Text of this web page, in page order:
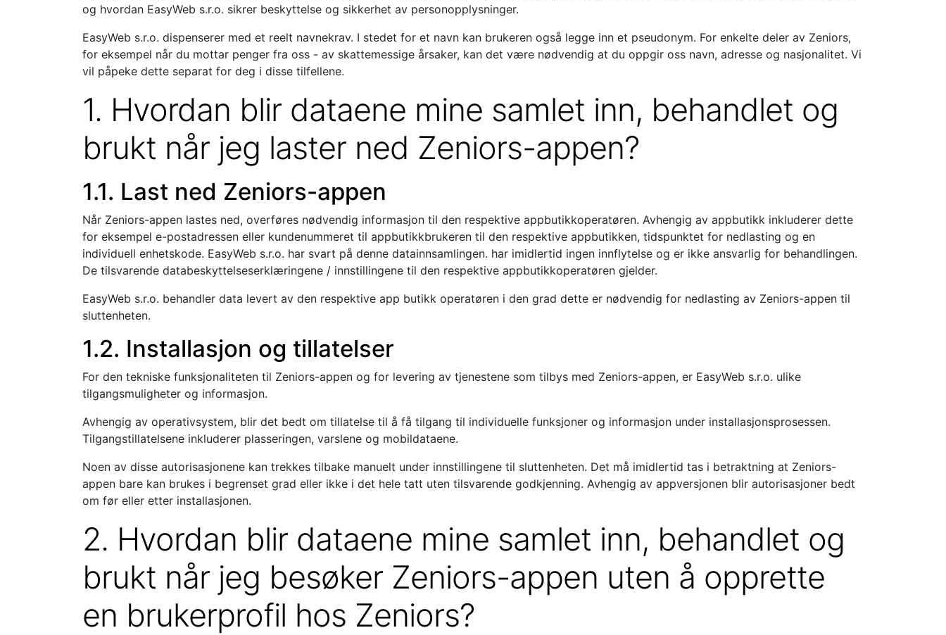
og hvordan EasyWeb s.r.o. sikrer beskyttelse og sikkerhet av personopplysninger.
EasyWeb s.r.o. dispenserer med et reelt navnekrav. I stedet for et navn kan brukeren også legge inn et pseudonym. For enkelte deler av Zeniors,
for eksempel når du mottar penger fra oss - av skattemessige årsaker, kan det være nødvendig at du oppgir oss navn, adresse og nasjonalitet. Vi
vil påpeke dette separat for deg i disse tilfellene.
1. Hvordan blir dataene mine samlet inn, behandlet og
brukt når jeg laster ned Zeniors-appen?
1.1. Last ned Zeniors-appen
Når Zeniors-appen lastes ned, overføres nødvendig informasjon til den respektive appbutikkoperatøren. Avhengig av appbutikk inkluderer dette
for eksempel e-postadressen eller kundenummeret til appbutikkbrukeren til den respektive appbutikken, tidspunktet for nedlasting og en
individuell enhetskode. EasyWeb s.r.o. har svart på denne datainnsamlingen. har imidlertid ingen innflytelse og er ikke ansvarlig for behandlingen.
De tilsvarende databeskyttelseserklæringene / innstillingene til den respektive appbutikkoperatøren gjelder.
EasyWeb s.r.o. behandler data levert av den respektive app butikk operatøren i den grad dette er nødvendig for nedlasting av Zeniors-appen til
sluttenheten.
1.2. Installasjon og tillatelser
For den tekniske funksjonaliteten til Zeniors-appen og for levering av tjenestene som tilbys med Zeniors-appen, er EasyWeb s.r.o. ulike
tilgangsmuligheter og informasjon.
Avhengig av operativsystem, blir det bedt om tillatelse til å få tilgang til individuelle funksjoner og informasjon under installasjonsprosessen.
Tilgangstillatelsene inkluderer plasseringen, varslene og mobildataene.
Noen av disse autorisasjonene kan trekkes tilbake manuelt under innstillingene til sluttenheten. Det må imidlertid tas i betraktning at Zeniors-
appen bare kan brukes i begrenset grad eller ikke i det hele tatt uten tilsvarende godkjenning. Avhengig av appversjonen blir autorisasjoner bedt
om før eller etter installasjonen.
2. Hvordan blir dataene mine samlet inn, behandlet og
brukt når jeg besøker Zeniors-appen uten å opprette
en brukerprofil hos Zeniors?